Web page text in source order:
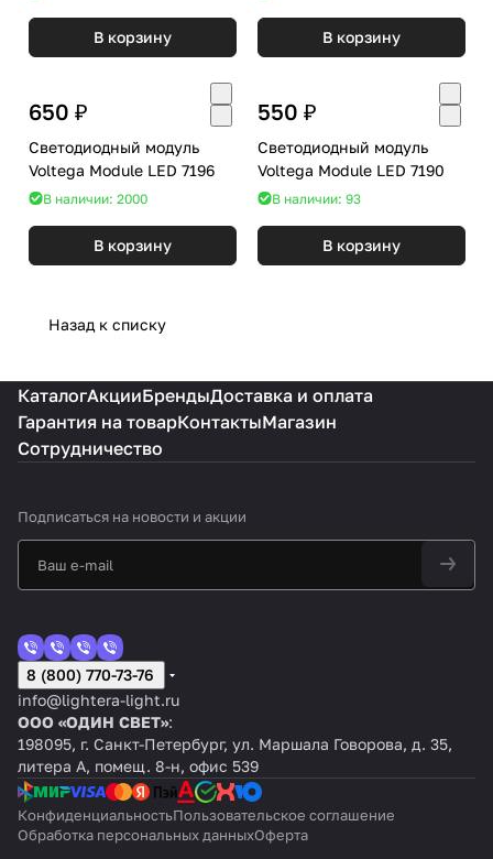
В корзину В корзину
650 ₽
Светодиодный модуль
Voltega Module LED 7196
В наличии: 2000
В корзину
550 ₽
Светодиодный модуль
Voltega Module LED 7190
В наличии: 93
В корзину
Назад к списку
КаталогАкцииБрендыДоставка и оплата
Гарантия на товарКонтактыМагазин
Сотрудничество
Подписаться на новости и акции
8 (800) 770-73-76
info@lightera-light.ru
ООО «ОДИН СВЕТ»:
198095, г. Санкт-Петербург, ул. Маршала Говорова, д. 35,
литера А, помещ. 8-н, офис 539
КонфиденциальностьПользовательское соглашение
Обработка персональных данныхОферта